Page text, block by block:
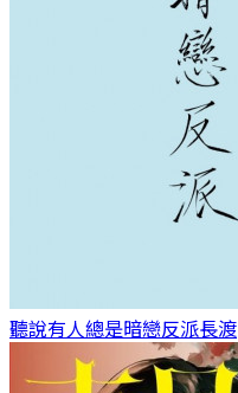
聽說有人總是暗戀反派長渡